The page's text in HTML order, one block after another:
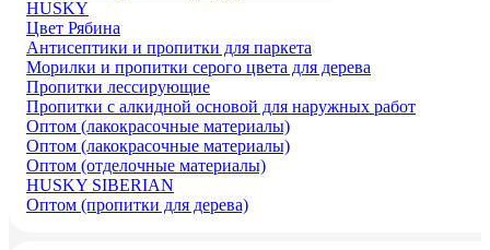
HUSKY
Цвет Рябина
Антисептики и пропитки для паркета
Морилки и пропитки серого цвета для дерева
Пропитки лессирующие
Пропитки с алкидной основой для наружных работ
Оптом (лакокрасочные материалы)
Оптом (лакокрасочные материалы)
Оптом (отделочные материалы)
HUSKY SIBERIAN
Оптом (пропитки для дерева)